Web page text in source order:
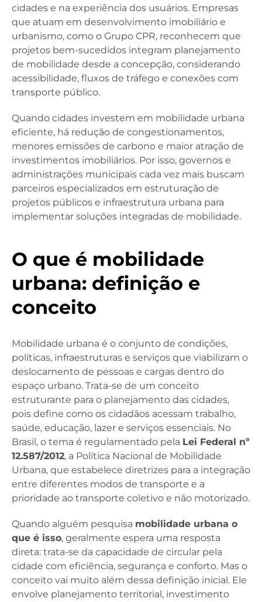
cidades e na experiência dos usuários. Empresas
que atuam em desenvolvimento imobiliário e
urbanismo, como o Grupo CPR, reconhecem que
projetos bem-sucedidos integram planejamento
de mobilidade desde a concepção, considerando
acessibilidade, fluxos de tráfego e conexões com
transporte público.
Quando cidades investem em mobilidade urbana
eficiente, há redução de congestionamentos,
menores emissões de carbono e maior atração de
investimentos imobiliários. Por isso, governos e
administrações municipais cada vez mais buscam
parceiros especializados em estruturação de
projetos públicos e infraestrutura urbana para
implementar soluções integradas de mobilidade.
O que é mobilidade
urbana: definição e
conceito
Mobilidade urbana é o conjunto de condições,
políticas, infraestruturas e serviços que viabilizam o
deslocamento de pessoas e cargas dentro do
espaço urbano. Trata-se de um conceito
estruturante para o planejamento das cidades,
pois define como os cidadãos acessam trabalho,
saúde, educação, lazer e serviços essenciais. No
Brasil, o tema é regulamentado pela Lei Federal nº
12.587/2012, a Política Nacional de Mobilidade
Urbana, que estabelece diretrizes para a integração
entre diferentes modos de transporte e a
prioridade ao transporte coletivo e não motorizado.
Quando alguém pesquisa mobilidade urbana o
que é isso, geralmente espera uma resposta
direta: trata-se da capacidade de circular pela
cidade com eficiência, segurança e conforto. Mas o
conceito vai muito além dessa definição inicial. Ele
envolve planejamento territorial, investimento